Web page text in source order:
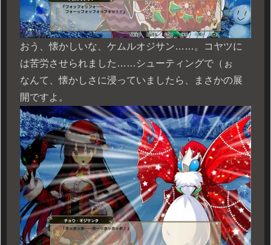
おう、懐かしいな、ケムルオジサン……。コヤツに
は苦労させられました……シューティングで（ぉ
なんて、懐かしさに浸っていましたら、まさかの展
開ですよ。